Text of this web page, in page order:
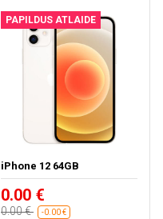
PAPILDUS ATLAIDE
iPhone 12 64GB
0.00 €
0.00 € -0.00 €